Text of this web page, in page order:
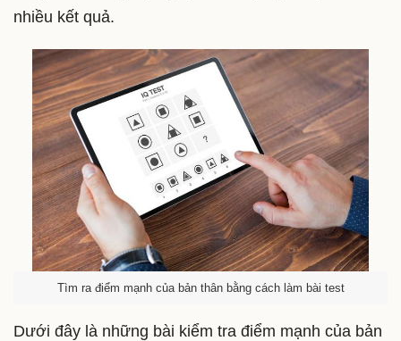
nhiều kết quả.
Tìm ra điểm mạnh của bản thân bằng cách làm bài test
Dưới đây là những bài kiểm tra điểm mạnh của bản